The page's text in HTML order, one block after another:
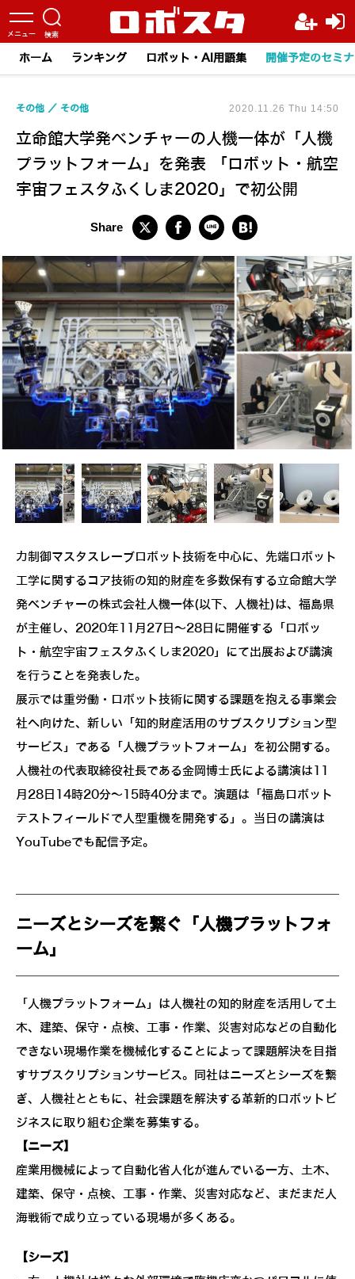
ホーム ランキング ロボット・AI用語集 開催予定のセミ
立命館大学発ベンチャーの人機一体が「人機
プラットフォーム」を発表 「ロボット・航空
宇宙フェスタふくしま2020」で初公開
その他 その他 2020.11.26 Thu 14:50
力制御マスタスレーブロボット技術を中心に、先端ロボット
工学に関するコア技術の知的財産を多数保有する立命館大学
発ベンチャーの株式会社人機一体(以下、人機社)は、福島県
が主催し、2020年11月27日～28日に開催する「ロボッ
ト・航空宇宙フェスタふくしま2020」にて出展および講演
を行うことを発表した。
展示では重労働・ロボット技術に関する課題を抱える事業会
社へ向けた、新しい「知的財産活用のサブスクリプション型
サービス」である「人機プラットフォーム」を初公開する。
人機社の代表取締役社長である金岡博士氏による講演は11
月28日14時20分～15時40分まで。演題は「福島ロボット
テストフィールドで人型重機を開発する」。当日の講演は
YouTubeでも配信予定。
ニーズとシーズを繋ぐ「人機プラットフォ
ーム」
「人機プラットフォーム」は人機社の知的財産を活用して土
木、建築、保守・点検、工事・作業、災害対応などの自動化
できない現場作業を機械化することによって課題解決を目指
すサブスクリプションサービス。同社はニーズとシーズを繋
ぎ、人機社とともに、社会課題を解決する革新的ロボットビ
ジネスに取り組む企業を募集する。
【ニーズ】
産業用機械によって自動化省人化が進んでいる一方、土木、
建築、保守・点検、工事・作業、災害対応など、まだまだ人
海戦術で成り立っている現場が多くある。
【シーズ】